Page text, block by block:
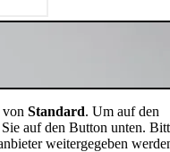
von Standard. Um auf den
auf den Button unten.
weitergegeben